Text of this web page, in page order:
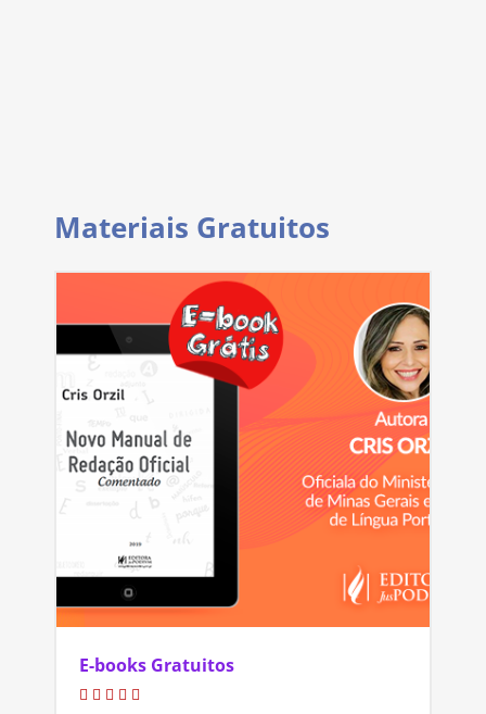
Materiais Gratuitos
E-books Gratuitos